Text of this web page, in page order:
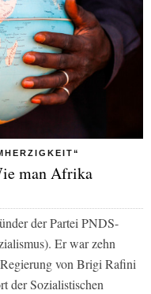
man Afrika
der Partei PNDS-
Er war zehn
von Brigi Rafini
der Sozialistischen